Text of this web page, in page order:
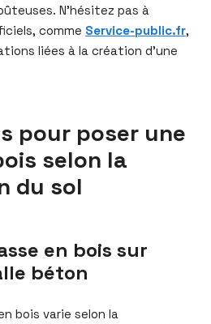
N’hésitez pas à
comme Service-public.fr,
liées à la création d’une
pour poser une
selon la
du sol
en bois sur
béton
bois varie selon la